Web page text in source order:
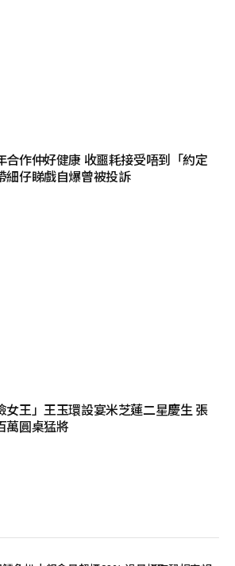
合作仲好健康 收噩耗接受唔到「約定
細仔睇戲自爆曾被投訴
女王」王玉環設宴米芝蓮二星慶生 張
萬圓桌猛將